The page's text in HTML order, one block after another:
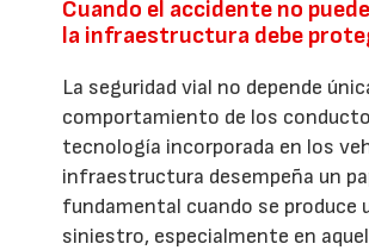
Cuando el accidente no
la infraestructura debe
La seguridad vial no depende
comportamiento de los
tecnología incorporada en los
infraestructura desempeña un
fundamental cuando se produce
siniestro, especialmente en